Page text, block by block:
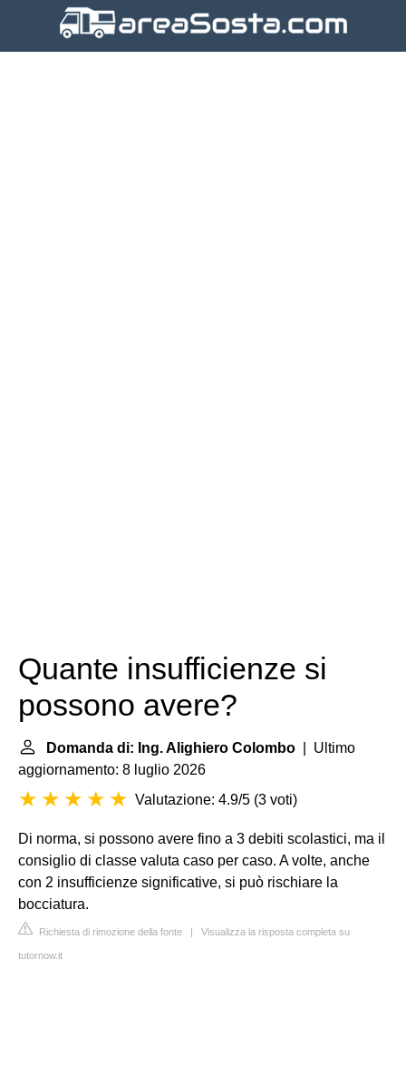
Quante insufficienze si
possono avere?
Domanda di: Ing. Alighiero Colombo | Ultimo
aggiornamento: 8 luglio 2026
Valutazione: 4.9/5 (3 voti)
Di norma, si possono avere fino a 3 debiti scolastici, ma il
consiglio di classe valuta caso per caso. A volte, anche
con 2 insufficienze significative, si può rischiare la
bocciatura.
Richiesta di rimozione della fonte | Visualizza la risposta completa su
tutornow.it